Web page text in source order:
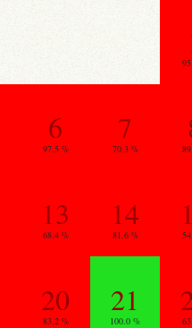
6
97.5 %
7
70.3 %
13
68.4 %
14
81.6 %
20
83.2 %
21
100.0 %